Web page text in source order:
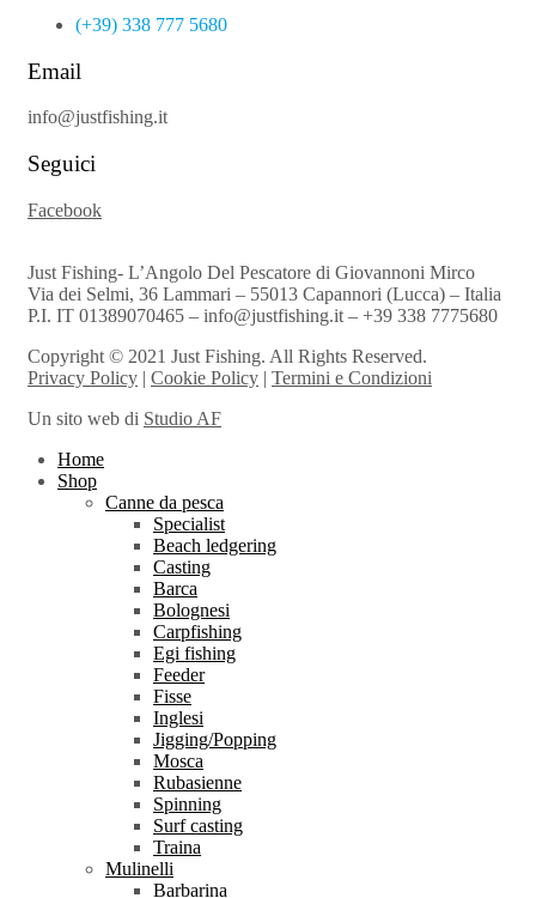
(+39) 338 777 5680
Email
info@justfishing.it
Seguici
Facebook
Just Fishing- L’Angolo Del Pescatore di Giovannoni Mirco
Via dei Selmi, 36 Lammari – 55013 Capannori (Lucca) – Italia
P.I. IT 01389070465 – info@justfishing.it – +39 338 7775680
Copyright © 2021 Just Fishing. All Rights Reserved.
Privacy Policy | Cookie Policy | Termini e Condizioni
Un sito web di Studio AF
Home
Shop
Canne da pesca
Specialist
Beach ledgering
Casting
Barca
Bolognesi
Carpfishing
Egi fishing
Feeder
Fisse
Inglesi
Jigging/Popping
Mosca
Rubasienne
Spinning
Surf casting
Traina
Mulinelli
Barbarina